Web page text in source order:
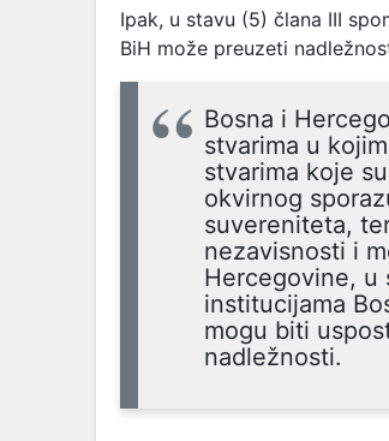
Ipak, u stavu (5) člana III
BiH može preuzeti
Bosna i
stvarima u
stvarima koje
okvirnog
suvereniteta,
nezavisnosti i
Hercegovine, u
institucijama
mogu biti
nadležnosti.